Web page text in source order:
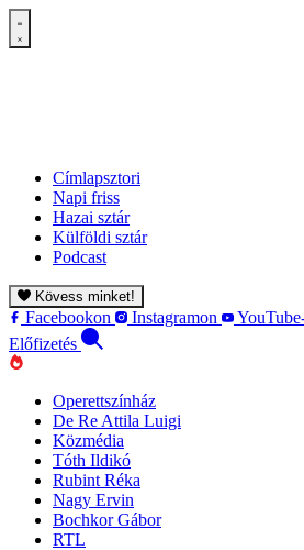
Címlapsztori
Napi friss
Hazai sztár
Külföldi sztár
Podcast
Kövess minket!
Facebookon Instagramon
Előfizetés
Operettszínház
De Re Attila Luigi
Közmédia
Tóth Ildikó
Rubint Réka
Nagy Ervin
Bochkor Gábor
RTL